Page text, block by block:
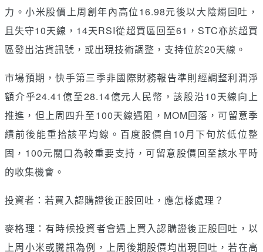
力。小米股價上周創年內高位16.98元後以大陰燭回吐，
且失守10天線，14天RSI從超買區回至61，STC亦於超買
區發出沽貨訊號，或出現技術調整，支持位於20天線。
市場預期，快手第三季非國際財務報告準則經調整利潤淨
額介乎24.41億至28.14億元人民幣，該股沿10天線向上
推進，但上周四升至100天線遇阻，MOM回落，可留意季
績前後能重拾該平均線。百度股價自10月下旬於低位整
固，100元關口為較重要支持，可留意股價回至該水平時
的收集機會。
投資者：若買入認購證後正股回吐，應怎樣處理？
麥格理：有時候投資者會遇上買入認購證後正股回吐，以
上周小米或騰訊為例，上周後期股價均出現回吐，若在高